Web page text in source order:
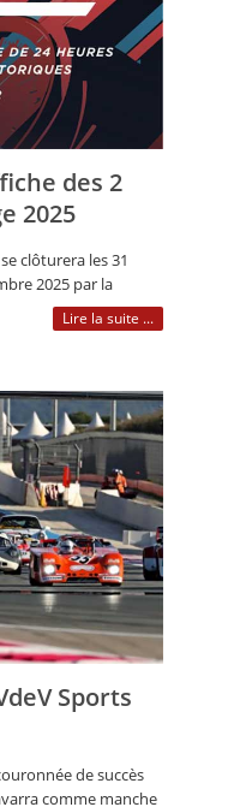
des 2
2025
clôturera les 31
2025 par la
d’Horloge.Lire la suite ...
Sports
de succès
comme manche